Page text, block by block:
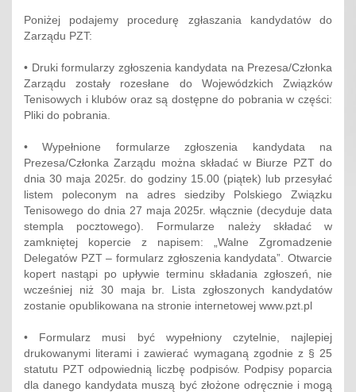
Poniżej podajemy procedurę zgłaszania kandydatów do
Zarządu PZT:
• Druki formularzy zgłoszenia kandydata na Prezesa/Członka
Zarządu zostały rozesłane do Wojewódzkich Związków
Tenisowych i klubów oraz są dostępne do pobrania w części:
Pliki do pobrania.
• Wypełnione formularze zgłoszenia kandydata na
Prezesa/Członka Zarządu można składać w Biurze PZT do
dnia 30 maja 2025r. do godziny 15.00 (piątek) lub przesyłać
listem poleconym na adres siedziby Polskiego Związku
Tenisowego do dnia 27 maja 2025r. włącznie (decyduje data
stempla pocztowego). Formularze należy składać w
zamkniętej kopercie z napisem: „Walne Zgromadzenie
Delegatów PZT – formularz zgłoszenia kandydata”. Otwarcie
kopert nastąpi po upływie terminu składania zgłoszeń, nie
wcześniej niż 30 maja br. Lista zgłoszonych kandydatów
zostanie opublikowana na stronie internetowej www.pzt.pl
• Formularz musi być wypełniony czytelnie, najlepiej
drukowanymi literami i zawierać wymaganą zgodnie z § 25
statutu PZT odpowiednią liczbę podpisów. Podpisy poparcia
dla danego kandydata muszą być złożone odręcznie i mogą